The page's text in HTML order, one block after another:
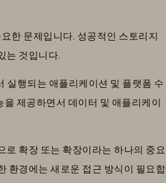
한 문제입니다. 성공적인 스토리지
는 것입니다.
실행되는 애플리케이션 및 플랫폼 수
제공하면서 데이터 및 애플리케이
로 확장 또는 확장이라는 하나의 중요
환경에는 새로운 접근 방식이 필요합